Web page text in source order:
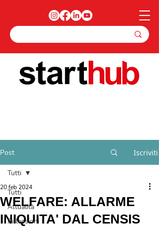
Post Iscriviti
Tutti
Attualità
Riflessioni
Tutti
WELFARE: ALLARME
INIQUITA' DAL CENSIS
20 feb 2024